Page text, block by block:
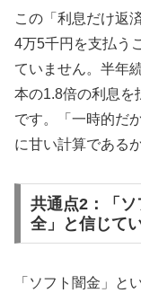
この「利息だけ返
4万5千円を支払う
ていません。半年
本の1.8倍の利息を
です。「一時的だ
に甘い計算である
共通点2：「
全」と信じて
「ソフト闇金」と